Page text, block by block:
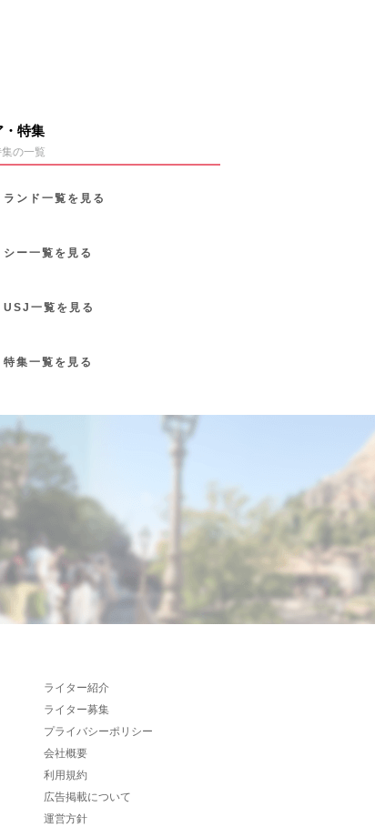
・特集
の一覧
ランド 一覧を見る
シー一覧を見る
USJ 一覧を見る
特集一覧を見る
ライター紹介
ライター募集
プライバシーポリシー
会社概要
利用規約
広告掲載について
運営方針